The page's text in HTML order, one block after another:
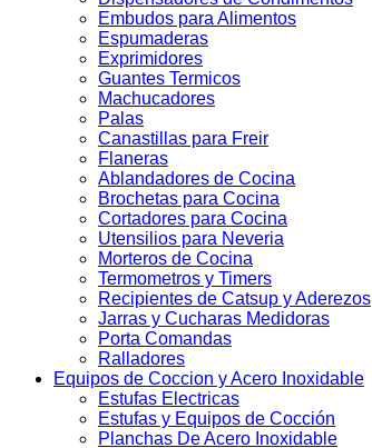
Embudos para Alimentos
Espumaderas
Exprimidores
Guantes Termicos
Machucadores
Palas
Canastillas para Freir
Flaneras
Ablandadores de Cocina
Brochetas para Cocina
Cortadores para Cocina
Utensilios para Neveria
Morteros de Cocina
Termometros y Timers
Recipientes de Catsup y Aderezos
Jarras y Cucharas Medidoras
Porta Comandas
Ralladores
Equipos de Coccion y Acero Inoxidable
Estufas Electricas
Estufas y Equipos de Cocción
Planchas De Acero Inoxidable